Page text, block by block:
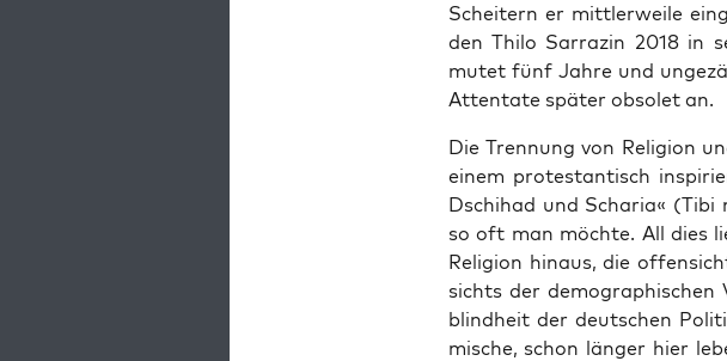
Schei­tern er mitt­ler­wei­le
den Thi­lo Sar­ra­zin 2018 in
mutet fünf Jah­re und
Atten­ta­te spä­ter obso­let an.
Die Tren­nung von Reli­gi­on
einem pro­tes­tan­tisch
Dschi­had und Scha­ria«
so oft man möch­te. All dies
Reli­gi­on hin­aus, die
sichts der
blind­heit der deut­schen
mi­sche, schon län­ger hier